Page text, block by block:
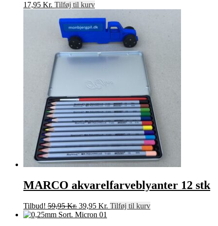
17,95 Kr. Tilføj til kurv
MARCO akvarelfarveblyanter 12 stk
Tilbud! 59,95Kr. Den
oprindelige
39,95 Kr. Den
Tilføj til kurv